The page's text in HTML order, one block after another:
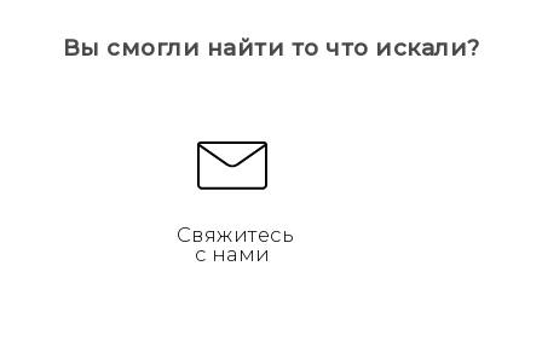
Вы смогли найти то что искали?
Свяжитесь
с нами